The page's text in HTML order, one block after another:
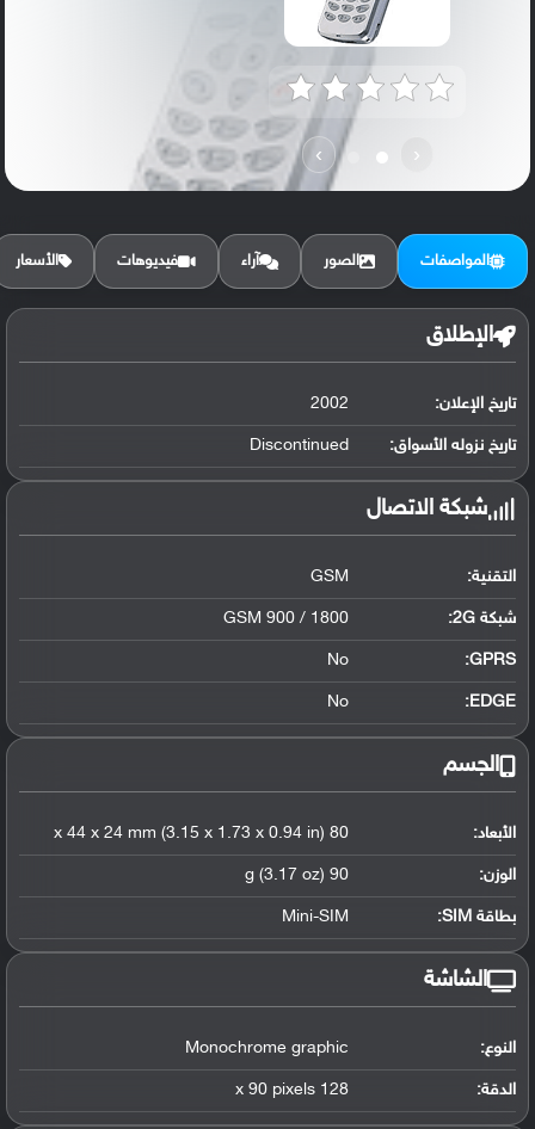
‹
›
المواصفات الصور آراء فيديوهات الأسعار
الإطلاق
تاريخ الإعلان: 2002
تاريخ نزوله الأسواق: Discontinued
شبكة الاتصال
التقنية: GSM
شبكة 2G: GSM 900 / 1800
GPRS:
No
EDGE:
No
الجسم
الأبعاد: 80 x 44 x 24 mm (3.15 x 1.73 x 0.94 in)
الوزن: 90 g (3.17 oz)
بطاقة SIM: Mini-SIM
الشاشة
النوع: Monochrome graphic
الدقة: 128 x 90 pixels